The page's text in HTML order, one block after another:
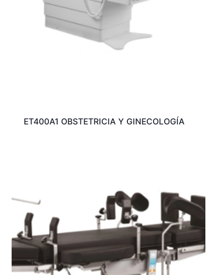
ET400A1 OBSTETRICIA Y GINECOLOGÍA